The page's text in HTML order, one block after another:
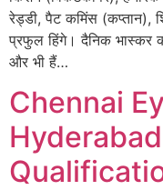
रेड्डी, पैट कमिंस (कप्तान),
प्रफुल हिंगे। दैनिक भास्कर
और भी हैं…
Chennai